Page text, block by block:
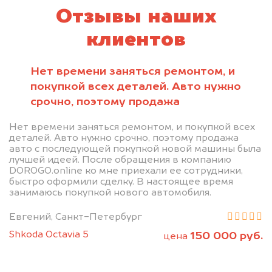
Отзывы наших
клиентов
Нет времени заняться ремонтом, и
покупкой всех деталей. Авто нужно
срочно, поэтому продажа
Нет времени заняться ремонтом, и покупкой всех
деталей. Авто нужно срочно, поэтому продажа
авто с последующей покупкой новой машины была
лучшей идеей. После обращения в компанию
DOROGO.online ко мне приехали ее сотрудники,
быстро оформили сделку. В настоящее время
занимаюсь покупкой нового автомобиля.
Евгений, Санкт-Петербург
Shkoda Octavia 5
цена 150 000 руб.